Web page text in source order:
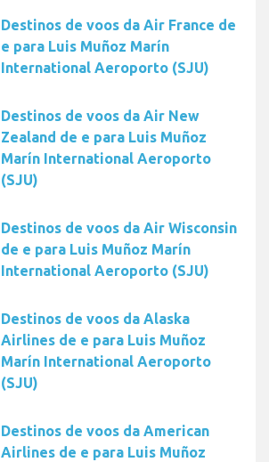
Destinos de voos da Air France de
e para Luis Muñoz Marín
International Aeroporto (SJU)
Destinos de voos da Air New
Zealand de e para Luis Muñoz
Marín International Aeroporto
(SJU)
Destinos de voos da Air Wisconsin
de e para Luis Muñoz Marín
International Aeroporto (SJU)
Destinos de voos da Alaska
Airlines de e para Luis Muñoz
Marín International Aeroporto
(SJU)
Destinos de voos da American
Airlines de e para Luis Muñoz